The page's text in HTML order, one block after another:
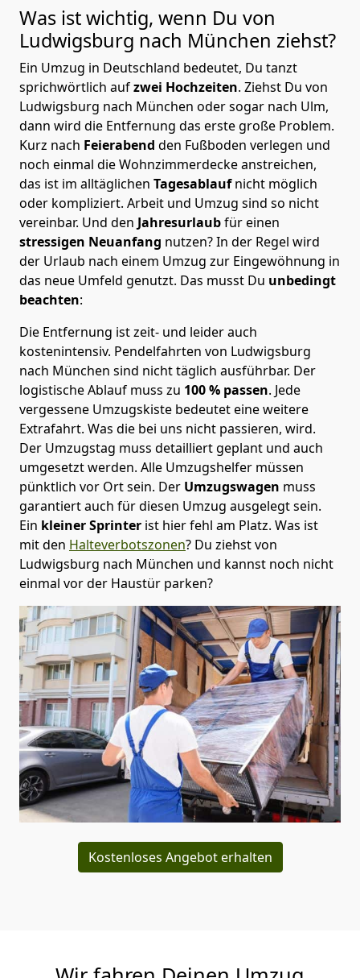
Was ist wichtig, wenn Du von
Ludwigsburg nach München ziehst?
Ein Umzug in Deutschland bedeutet, Du tanzt
sprichwörtlich aufzwei Hochzeiten. Ziehst Du von
Ludwigsburg nach München oder sogar nach Ulm,
dann wird die Entfernung das erste große Problem.
Kurz nach Feierabend den Fußboden verlegen und
noch einmal die Wohnzimmerdecke anstreichen,
das ist im alltäglichen Tagesablaufnicht möglich
oder kompliziert. Arbeit und Umzug sind so nicht
vereinbar. Und den Jahresurlaubfür einen
stressigen Neuanfang nutzen? In der Regel wird
der Urlaub nach einem Umzug zur Eingewöhnung in
das neue Umfeld genutzt. Das musst Du unbedingt
beachten:
Die Entfernung ist zeit- und leider auch
kostenintensiv. Pendelfahrten von Ludwigsburg
nach München sind nicht täglich ausführbar. Der
logistische Ablauf muss zu 100 % passen. Jede
vergessene Umzugskiste bedeutet eine weitere
Extrafahrt. Was die bei uns nicht passieren, wird.
Der Umzugstag muss detailliert geplant und auch
umgesetzt werden. Alle Umzugshelfer müssen
pünktlich vor Ort sein. Der Umzugswagen muss
garantiert auch für diesen Umzug ausgelegt sein.
Ein kleiner Sprinter ist hier fehl am Platz. Was ist
mit den Halteverbotszonen? Du ziehst von
Ludwigsburg nach München und kannst noch nicht
einmal vor der Haustür parken?
Kostenloses Angebot erhalten